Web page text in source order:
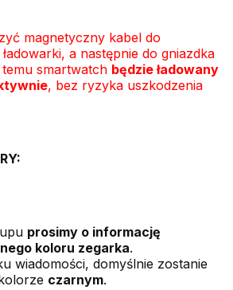
magnetyczny kabel do
a następnie do gniazdka
smartwatch będzie ładowany
, bez ryzyka uszkodzenia
prosimy o informację
koloru zegarka.
wiadomości, domyślnie zostanie
czarnym.